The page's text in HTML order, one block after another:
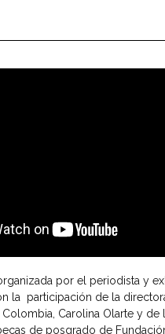
por el periodista y
la participación de la
Carolina Olarte y de
de posgrado de